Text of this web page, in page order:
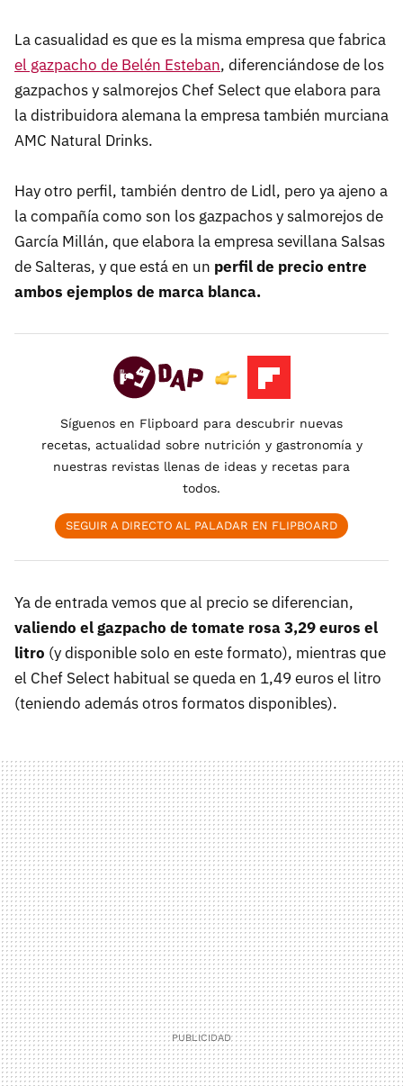
La casualidad es que es la misma empresa que fabrica
el gazpacho de Belén Esteban, diferenciándose de los
gazpachos y salmorejos Chef Select que elabora para
la distribuidora alemana la empresa también murciana
AMC Natural Drinks.
Hay otro perfil, también dentro de Lidl, pero ya ajeno a
la compañía como son los gazpachos y salmorejos de
García Millán, que elabora la empresa sevillana Salsas
de Salteras, y que está en un perfil de precio entre
ambos ejemplos de marca blanca.
Síguenos en Flipboard para descubrir nuevas
recetas, actualidad sobre nutrición y gastronomía y
nuestras revistas llenas de ideas y recetas para
todos.
SEGUIR A DIRECTO AL PALADAR EN FLIPBOARD
Ya de entrada vemos que al precio se diferencian,
valiendo el gazpacho de tomate rosa 3,29 euros el
litro (y disponible solo en este formato), mientras que
el Chef Select habitual se queda en 1,49 euros el litro
(teniendo además otros formatos disponibles).